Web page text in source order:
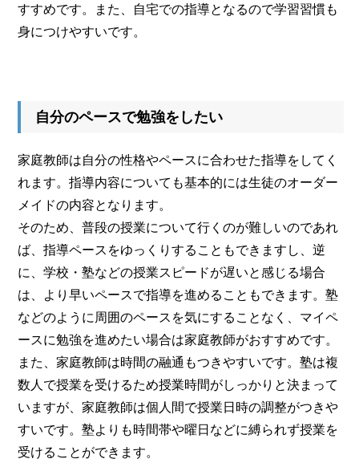
すすめです。また、自宅での指導となるので学習習慣も
身につけやすいです。
自分のペースで勉強をしたい
家庭教師は自分の性格やペースに合わせた指導をしてく
れます。指導内容についても基本的には生徒のオーダー
メイドの内容となります。
そのため、普段の授業について行くのが難しいのであれ
ば、指導ペースをゆっくりすることもできますし、逆
に、学校・塾などの授業スピードが遅いと感じる場合
は、より早いペースで指導を進めることもできます。塾
などのように周囲のペースを気にすることなく、マイペ
ースに勉強を進めたい場合は家庭教師がおすすめです。
また、家庭教師は時間の融通もつきやすいです。塾は複
数人で授業を受けるため授業時間がしっかりと決まって
いますが、家庭教師は個人間で授業日時の調整がつきや
すいです。塾よりも時間帯や曜日などに縛られず授業を
受けることができます。